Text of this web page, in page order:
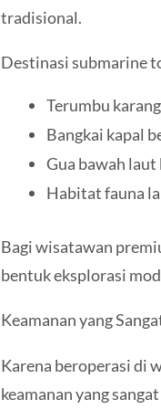
tradisional.
Destinasi submarine
Terumbu
Bangkai kapal
Gua bawah
Habitat fauna
Bagi wisatawan
bentuk eksplorasi
Keamanan yang
Karena beroperasi di
keamanan yang